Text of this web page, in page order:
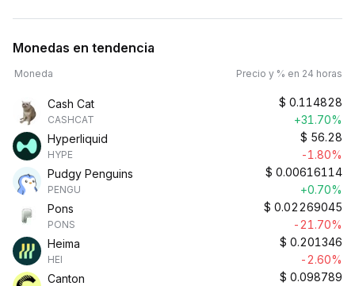
Monedas en tendencia
Moneda Precio y % en 24 horas
Cash Cat
CASHCAT
$ 0.114828
+31.70%
Hyperliquid
HYPE
$ 56.28
-1.80%
Pudgy Penguins
PENGU
$ 0.00616114
+0.70%
Pons
PONS
$ 0.02269045
-21.70%
Heima
HEI
$ 0.201346
-2.60%
Canton
$ 0.098789